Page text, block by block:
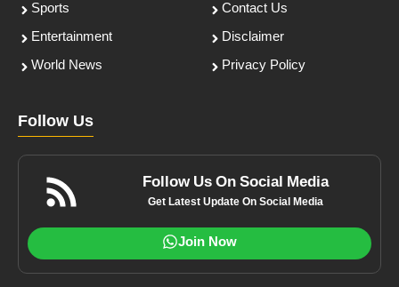
Sports
Entertainment
World News
Contact Us
Disclaimer
Privacy Policy
Follow Us
Follow Us On Social Media
Get Latest Update On Social Media
Join Now